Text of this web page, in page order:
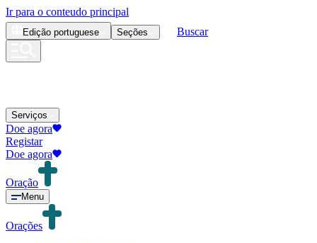
Ir para o conteudo principal
Edição portuguese Seções Buscar
Serviços
Doe agora
Registar
Doe agora
Oração
Menu
Orações